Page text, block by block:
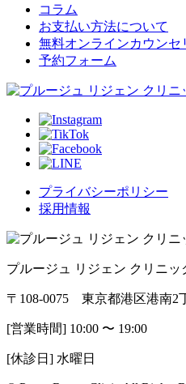
コラム
お支払い方法について
無料オンラインカウンセ
予約フォーム
プライバシーポリシー
採用情報
プルージュ リジェン クリニッ
〒108-0075 東京都港区港南2
[営業時間] 10:00 〜 19:00
[休診日] 水曜日